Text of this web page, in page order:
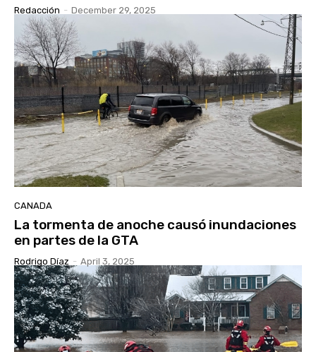
Redacción - December 29, 2025
CANADA
La tormenta de anoche causó inundaciones
en partes de la GTA
Rodrigo Díaz - April 3, 2025